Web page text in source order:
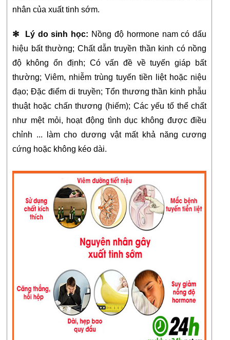
nhân của xuất tinh sớm.
✻  Lý do sinh học: Nồng độ hormone nam có dấu
hiệu bất thường; Chất dẫn truyền thần kinh có nồng
độ không ổn định; Có vấn đề về tuyến giáp bất
thường; Viêm, nhiễm trùng tuyến tiền liệt hoặc niệu
đạo; Đặc điểm di truyền; Tổn thương thần kinh phẫu
thuật hoặc chấn thương (hiếm); Các yếu tố thể chất
như mệt mỏi, hoạt động tình dục không được điều
chỉnh ... làm cho dương vật mất khả năng cương
cứng hoặc không kéo dài.